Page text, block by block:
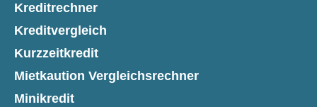
Kreditrechner
Kreditvergleich
Kurzzeitkredit
Mietkaution Vergleichsrechner
Minikredit